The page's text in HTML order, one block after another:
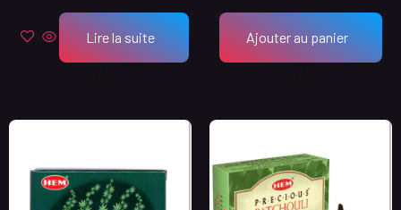
Lire la suite Ajouter au panier